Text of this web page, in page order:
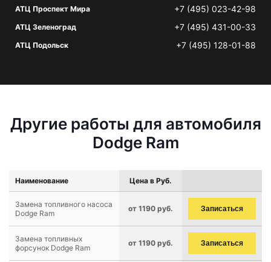
АТЦ Проспект Мира +7 (495) 023-42-98
АТЦ Зеленоград +7 (495) 431-00-33
АТЦ Подольск +7 (495) 128-01-88
Другие работы для автомобиля
Dodge Ram
Наименование Цена в Руб.
Замена топливного насоса
Dodge Ram
от 1190 руб. Записаться
Замена топливных
форсунок Dodge Ram
от 1190 руб. Записаться